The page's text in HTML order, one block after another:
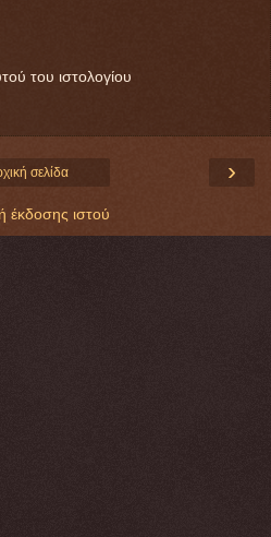
του ιστολογίου
›
σελίδα
έκδοσης ιστού